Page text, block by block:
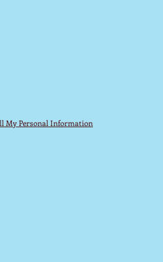
My Personal Information